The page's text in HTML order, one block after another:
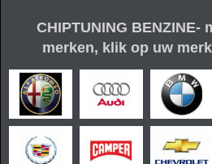
CHIPTUNING BENZINE-
merken, klik op uw